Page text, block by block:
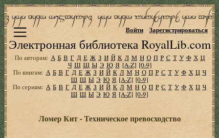
Электронная библиотека RoyalLib.com
Войти Зарегистрироваться
По авторам: А Б В Г Д Е Ж З И Й К Л М Н О П Р С Т У Ф Х Ц
Ч Ш Щ Ы Э Ю Я [A-Z] [0-9]
По книгам: А Б В Г Д Е Ж З И Й К Л М Н О П Р С Т У Ф Х Ц Ч
Ш Щ Ы Э Ю Я [A-Z] [0-9]
По сериям: А Б В Г Д Е Ж З И Й К Л М Н О П Р С Т У Ф Х Ц Ч
Ш Щ Ы Э Ю Я [A-Z] [0-9]
Ломер Кит - Техническое превосходство